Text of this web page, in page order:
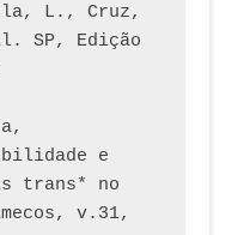
L., Cruz,
SP, Edição
e
trans* no
v.31,